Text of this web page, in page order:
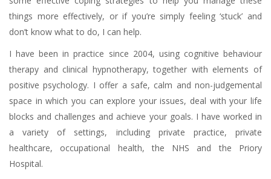
things more effectively, or if you’re simply feeling ‘stuck’ and
don’t know what to do, I can help.
I have been in practice since 2004, using cognitive behaviour
therapy and clinical hypnotherapy, together with elements of
positive psychology. I offer a safe, calm and non-judgemental
space in which you can explore your issues, deal with your life
blocks and challenges and achieve your goals. I have worked in
a variety of settings, including private practice, private
healthcare, occupational health, the NHS and the Priory
Hospital.